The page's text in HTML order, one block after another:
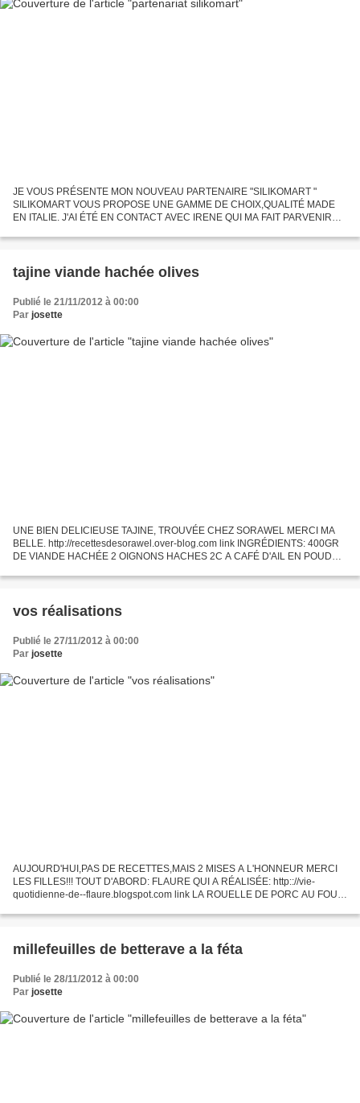
JE VOUS PRÉSENTE MON NOUVEAU PARTENAIRE "SILIKOMART "
SILIKOMART VOUS PROPOSE UNE GAMME DE CHOIX,QUALITÉ MADE
EN ITALIE. J'AI ÉTÉ EN CONTACT AVEC IRENE QUI MA FAIT PARVENIR
AVAIT: MOULE WHITE UNIFLEX...
tajine viande hachée olives
Publié le 21/11/2012 à 00:00
Par josette
UNE BIEN DELICIEUSE TAJINE, TROUVÉE CHEZ SORAWEL MERCI MA
BELLE. http://recettesdesorawel.over-blog.com link INGRÉDIENTS: 400GR
DE VIANDE HACHÉE 2 OIGNONS HACHES 2C A CAFÉ D'AIL EN POUDRE
CUMIN,PAPRIKA,CURCUMA...
vos réalisations
Publié le 27/11/2012 à 00:00
Par josette
AUJOURD'HUI,PAS DE RECETTES,MAIS 2 MISES A L'HONNEUR MERCI
LES FILLES!!! TOUT D'ABORD: FLAURE QUI A RÉALISÉE: http:://vie-
quotidienne-de--flaure.blogspot.com link LA ROUELLE DE PORC AU FOUR
RÉALISÉE...
millefeuilles de betterave a la féta
Publié le 28/11/2012 à 00:00
Par josette